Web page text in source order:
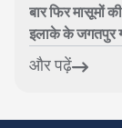
बार फिर मासूमों
इलाके के जगतपुर
किनारे खुले...
और पढ़ें